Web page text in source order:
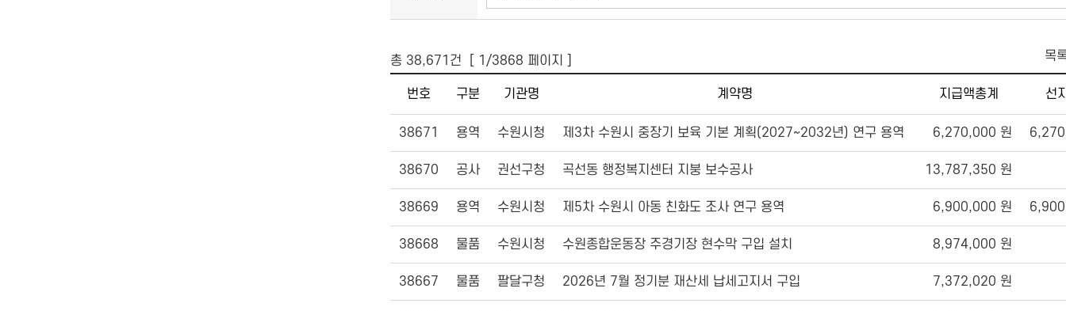
총 38,671 건 [ 1 /3868 페이지 ] 목
번호 구분 기관명 계약명 지급액총계 선
38671 용역 수원시청 제3차 수원시 중장기 보육 기본 계획(2027~2032년) 연구 용역 6,270,000 원
38670 공사 권선구청 곡선동 행정복지센터 지붕 보수공사 13,787,350 원
38669 용역 수원시청 제5차 수원시 아동 친화도 조사 연구 용역 6,900,000 원
38668 물품 수원시청 수원종합운동장 주경기장 현수막 구입 설치 8,974,000 원
38667 물품 팔달구청 2026년 7월 정기분 재산세 납세고지서 구입 7,372,020 원